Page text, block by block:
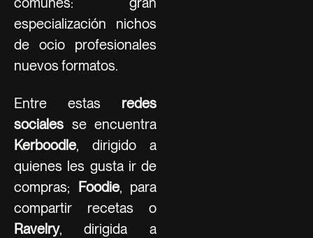
especialización nichos
de ocio profesionales
nuevos formatos.
Entre estas redes
sociales se encuentra
Kerboodle, dirigido a
quienes les gusta ir de
compras; Foodie, para
compartir recetas o
Ravelry, dirigida a